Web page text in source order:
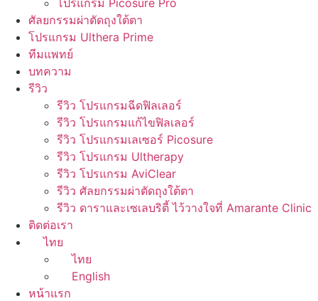
โปรแกรม Picosure Pro
ศัลยกรรมผ่าตัดถุงใต้ตา
โปรแกรม Ulthera Prime
ทีมแพทย์
บทความ
รีวิว
รีวิว โปรแกรมฉีดฟิลเลอร์
รีวิว โปรแกรมแก้ไขฟิลเลอร์
รีวิว โปรแกรมเลเซอร์ Picosure
รีวิว โปรแกรม Ultherapy
รีวิว โปรแกรม AviClear
รีวิว ศัลยกรรมผ่าตัดถุงใต้ตา
รีวิว ดาราและเซเลบริตี้ ไว้วางใจที่ Amarante Clinic
ติดต่อเรา
ไทย
ไทย
English
หน้าแรก